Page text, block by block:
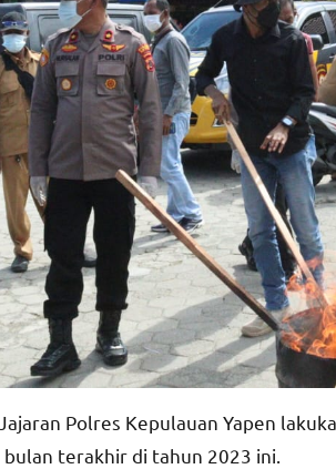
Polres Kepulauan Yapen
terakhir di tahun 2023 ini.